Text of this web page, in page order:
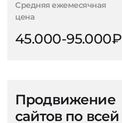
Средняя ежемесячная
цена
45.000-95.000₽
Продвижение
сайтов по всей